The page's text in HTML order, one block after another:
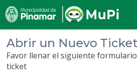
Abrir un Nuevo Ticket
Favor llenar el siguiente
ticket